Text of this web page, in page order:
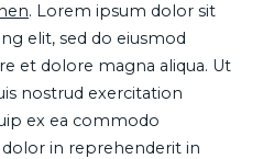
. Lorem ipsum dolor sit
elit, sed do eiusmod
et dolore magna aliqua. Ut
nostrud exercitation
ex ea commodo
dolor in reprehenderit in